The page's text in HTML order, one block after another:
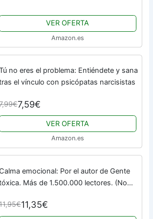
VER OFERTA
Amazon.es
no eres el problema: Entiéndete y sana
el vínculo con psicópatas narcisistas
7,59€
VER OFERTA
Amazon.es
Calma emocional: Por el autor de Gente
Más de 1.500.000 lectores. (No
11,35€